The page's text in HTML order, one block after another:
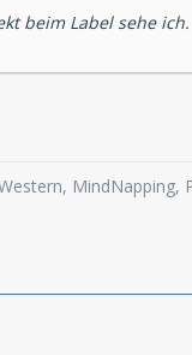
beim Label sehe ich.
MindNapping,